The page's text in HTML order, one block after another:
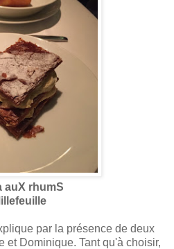
auX rhumS
par la présence de deux
et Dominique. Tant qu'à choisir,